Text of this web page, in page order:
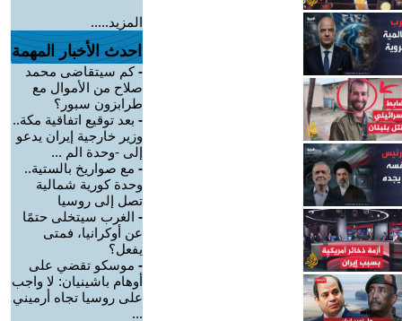
المزيد.....
احدث الأخبار المهمة
-كم سيتقاضى محمد
صلاح من الأموال مع
طرابزون سبور؟
- بعد توقيع اتفاقية مكة..
وزير خارجية إيران يدعو
إلى -وحدة الم ...
- مع صواريخ بالستية..
وحدة كورية شمالية
تصل إلى روسيا
- الغرب سيتخلى حتمًا
عن أوكرانيا، فمتى
يفعل؟
- موسكو تقضي على
أوهام باشينيان: لا واجب
على روسيا تجاه أرميني
...